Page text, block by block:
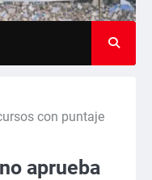
con puntaje
aprueba